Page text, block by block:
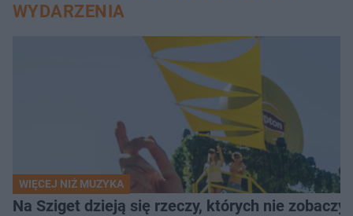
WYDARZENIA
WIĘCEJ NIŻ MUZYKA
Na Sziget dzieją się rzeczy, których nie